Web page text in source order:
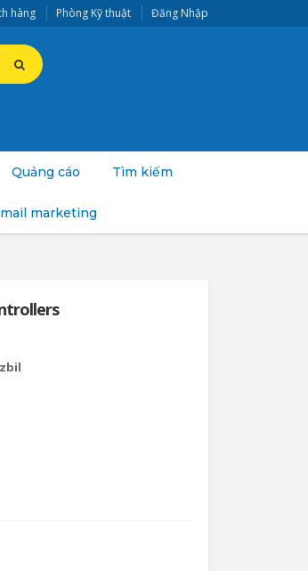
hàng Phòng Kỹ thuật Đăng Nhập
Quảng cáo Tìm kiếm
marketing